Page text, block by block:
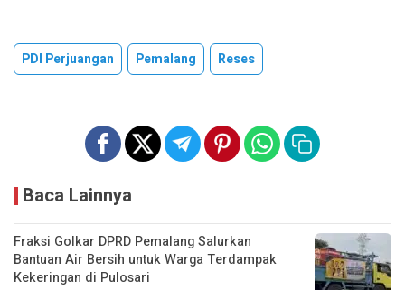
PDI Perjuangan Pemalang Reses
Baca Lainnya
Fraksi Golkar DPRD Pemalang Salurkan
Bantuan Air Bersih untuk Warga Terdampak
Kekeringan di Pulosari